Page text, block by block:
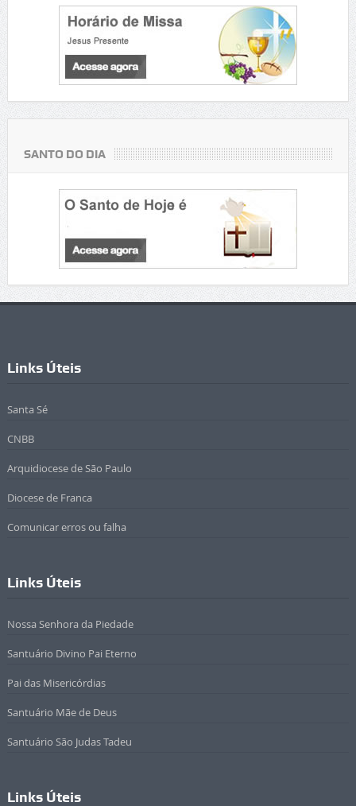
SANTO DO DIA
Links Úteis
Santa Sé
CNBB
Arquidiocese de São Paulo
Diocese de Franca
Comunicar erros ou falha
Links Úteis
Nossa Senhora da Piedade
Santuário Divino Pai Eterno
Pai das Misericórdias
Santuário Mãe de Deus
Santuário São Judas Tadeu
Links Úteis